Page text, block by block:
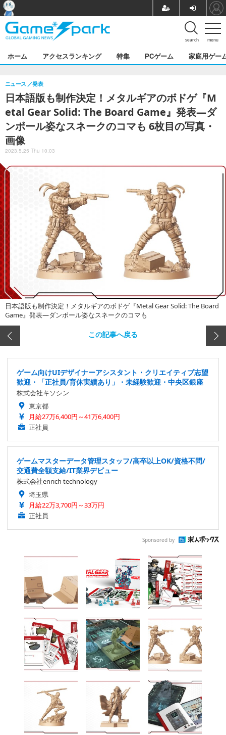
menu
search
ホーム アクセスランキング 特集 PCゲーム 家庭用ゲー
日本語版も制作決定！メタルギアのボドゲ『M
etal Gear Solid: The Board Game』発表―ダ
ンボール姿なスネークのコマも 6枚目の写真・
画像
ニュース 発表
2023.5.25 Thu 10:03
日本語版も制作決定！メタルギアのボドゲ『Metal Gear Solid: The Board
Game』発表―ダンボール姿なスネークのコマも
この記事へ戻る
ゲーム向けUIデザイナーアシスタント・クリエイティブ志望
歓迎・「正社員/育休実績あり」・未経験歓迎・中央区銀座
株式会社キソシン
東京都
月給27万6,400円～41万6,400円
正社員
ゲームマスターデータ管理スタッフ/高卒以上OK/資格不問/
交通費全額支給/IT業界デビュー
株式会社enrich technology
埼玉県
月給22万3,700円～33万円
正社員
Sponsored by